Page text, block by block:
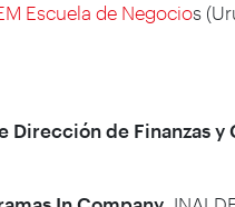
Escuela de Negocios
Dirección de Finanzas y